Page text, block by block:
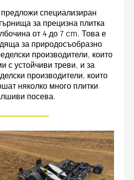
специализиран
за прецизна плитка
от 4 до 7 cm. Това е
за природосъобразно
производители, които
с устойчиви треви, и за
производители, които
няколко много плитки
посева.